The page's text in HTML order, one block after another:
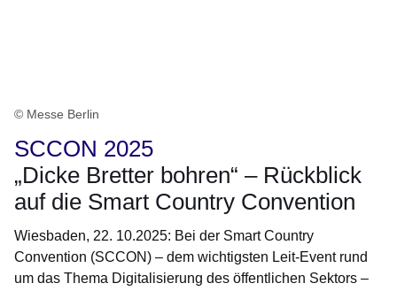
© Messe Berlin
SCCON 2025
„Dicke Bretter bohren“ – Rückblick
auf die Smart Country Convention
Wiesbaden, 22. 10.2025: Bei der Smart Country
Convention (SCCON) – dem wichtigsten Leit-Event rund
um das Thema Digitalisierung des öffentlichen Sektors –